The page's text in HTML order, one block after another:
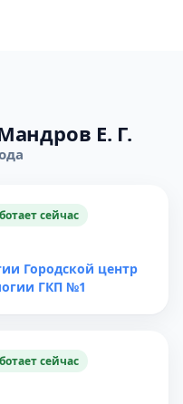
Е. Г.
сейчас
Городской центр
ГКП №1
сейчас